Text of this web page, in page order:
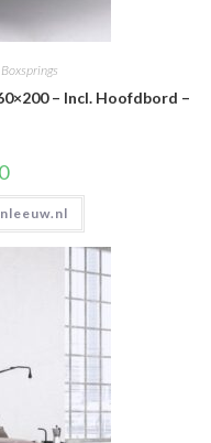
Boxsprings
– Incl. Hoofdbord –